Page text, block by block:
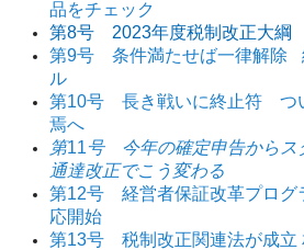
品をチェック
第8号 2023年度税制改正大綱
第9号 条件満たせば一律解除
ル
第10号 長き戦いに終止符 つ
焉へ
第11号 今年の確定申告からス
通達改正でこう変わる
第12号 経営者保証改革プロ
応開始
第13号 税制改正関連法が成立